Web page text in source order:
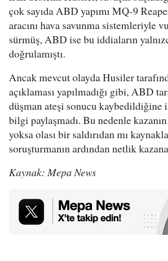
çok sayıda ABD yapımı MQ-9
aracını hava savunma sistemleriyle
sürmüş, ABD ise bu iddiaların
doğrulamıştı.
Ancak mevcut olayda Husiler
açıklaması yapılmadığı gibi, ABD
düşman ateşi sonucu
bilgi paylaşmadı. Bu nedenle
yoksa olası bir saldırıdan mı
soruşturmanın ardından netlik
Kaynak: Mepa News